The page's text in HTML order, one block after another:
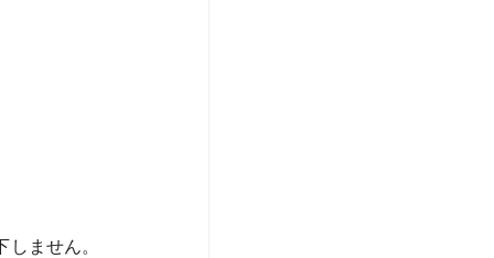
ません。